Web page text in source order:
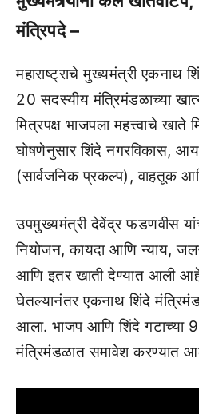
मंत्रिपदे –
महाराष्ट्राचे मुख्यमंत्री एकनाथ
20 सदस्यीय मंत्रिमंडळाच्या
मित्रपक्ष भाजपला महत्त्वाचे
घोषणेनुसार शिंदे नगरविकास,
(सार्वजनिक प्रकल्प), वाहतूक
उपमुख्यमंत्री देवेंद्र फडणवीस
नियोजन, कायदा आणि न्याय,
आणि इतर खाती देण्यात आली
घेतल्यानंतर एकनाथ शिंदे
आला. भाजप आणि शिंदे गटाच्या
मंत्रिमंडळात समावेश करण्यात